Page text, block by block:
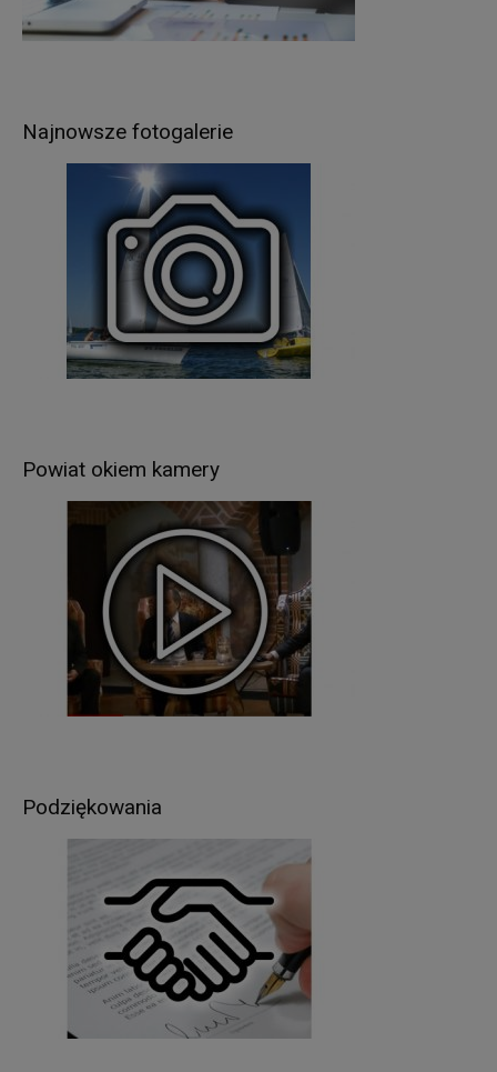
Najnowsze fotogalerie
Powiat okiem kamery
Podziękowania
Administratorze – wynikających z ustaw
kompetencyjnych (szczególnych) (np.: wydawanie
ewidencji gruntów i budynków itp.),
realizacji umów zawartych z kontrahentami
Administratora,
w pozostałych przypadkach Pani/Pana dane
osobowe przetwarzane są wyłącznie na podstawie
wcześniej udzielonej zgody w zakresie i celu
określonym w treści zgody (np. sprawy dot.
rekrutacji pracowników).
Podstawą prawną przetwarzania Pani/Pana
danych osobowych jest:
umowa zawarta między Panią/Panem a
udzielona przez Panią/Pana zgoda na
przetwarzanie danych osobowych – np. w celu
rekrutacji (art. 6 ust.1 lit. a RODO).
W związku z przetwarzaniem danych w celach
wskazanych w pkt 3,
Pani/Pana
mogą być udostępniane innym odbiorcom lub
kategoriom odbiorców danych osobowych
Odbiorcami Pani/Pana danych osobowych mogą
zlecenie organów władzy publicznej, w zakresie i
w celach, które wynikają z przepisów powszechnie
obowiązującego prawa (np. podmioty
kontrolujące, sądy, policja itp.);
inne podmioty, które na podstawie stosownych
umów podpisanych z Starostwem Powiatowym w
Giżycku przetwarzają dane osobowe, dla których
Administratorem jest Starosta Giżycki (np. usługi